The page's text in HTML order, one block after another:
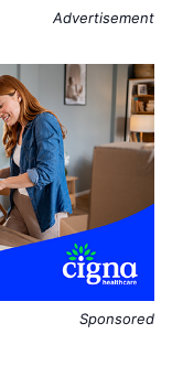
Advertisement
Sponsored